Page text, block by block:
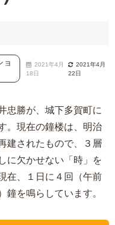
ョ
2021年4月
18日
2021年4月
22日
忠勝が、城下多賀町に
。現在の鐘楼は、明治
建されたもので、３層
に欠かせない「時」を
在、１日に４回（午前
鐘を鳴らしています。